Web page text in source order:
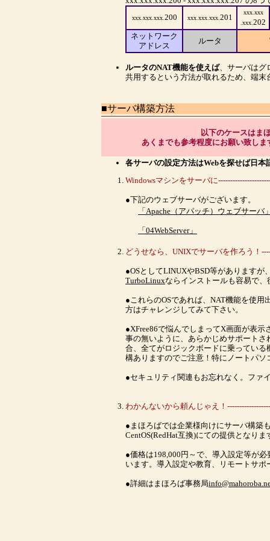
xxx.xxx.xxx. 200 xxx.xxx.xxx. 201
xxx.xxx
.xxx. 202
ネットワーク
アドレス
ルータ
ルータのNAT機能を使えば、サーバはグ
共用するという方法が取れるため、端末
■サーバ構築方法
以下のケースはま
あくまでも参考程度にお願い致し
各サーバの設定方法はWebを探せば日
Windowsマシンをサーバに
●下記のウェブサーバがございます。
「Apache（アパッチ）ウェブサーバ
「04WebServer」
どうせなら、UNIXでサーバを作ろう！
●OSとしてLINUXやBSD等があります
TurboLinuxならインストールも容易で
●これらのOSであれば、NAT機能を使
方はチャレンジしてみて下さい。
●XFree86で悩んでしまってX画面が表
事の無いように、あらかじめサポート
合、全てがロジックボードに乗ってい
構ありますのでご注意！特にノートパ
●セキュリティ関連もお忘れなく。ファ
わかんないから頼んじゃえ！
●まほろばでは企業様向けにサーバ構築
CentOS(RedHat互換)にての提供となりま
●価格は198,000円～で、導入設定等が
います。導入設定や教育、リモートサ
●詳細はまほろば事務局